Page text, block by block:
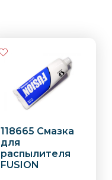
118665 Смазка
для
распылителя
FUSION